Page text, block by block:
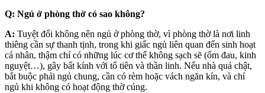
Q: Ngủ ở phòng thờ có sao không?
A: Tuyệt đối không nên ngủ ở phòng thờ, vì phòng thờ là nơi linh
thiêng cần sự thanh tịnh, trong khi giấc ngủ liên quan đến sinh hoạt
cá nhân, thậm chí có những lúc cơ thể không sạch sẽ (ốm đau, kinh
nguyệt…), gây bất kính với tổ tiên và thần linh. Nếu nhà quá chật,
bắt buộc phải ngủ chung, cần có rèm hoặc vách ngăn kín, và chỉ
ngủ khi không có hoạt động thờ cúng.